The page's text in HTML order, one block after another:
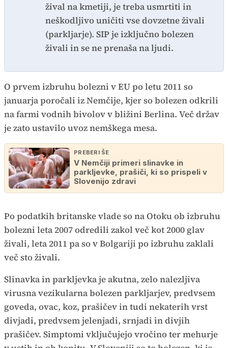
žival na kmetiji, je treba usmrtiti in
neškodljivo uničiti vse dovzetne živali
(parkljarje). SIP je izključno bolezen
živali in se ne prenaša na ljudi.
O prvem izbruhu bolezni v EU po letu 2011 so
januarja poročali iz Nemčije, kjer so bolezen odkrili
na farmi vodnih bivolov v bližini Berlina. Več držav
je zato ustavilo uvoz nemškega mesa.
PREBERI ŠE
V Nemčiji primeri slinavke in
parkljevke, prašiči, ki so prispeli v
Slovenijo zdravi
Po podatkih britanske vlade so na Otoku ob izbruhu
bolezni leta 2007 odredili zakol več kot 2000 glav
živali, leta 2011 pa so v Bolgariji po izbruhu zaklali
več sto živali.
Slinavka in parkljevka je akutna, zelo nalezljiva
virusna vezikularna bolezen parkljarjev, predvsem
goveda, ovac, koz, prašičev in tudi nekaterih vrst
divjadi, predvsem jelenjadi, srnjadi in divjih
prašičev. Simptomi vključujejo vročino ter mehurje